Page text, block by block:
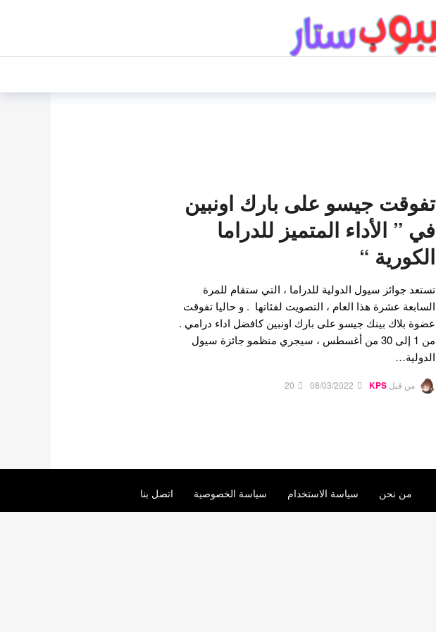
تفوقت جيسو على بارك اونبين
في ” الأداء المتميز للدراما
الكورية “
تستعد جوائز سيول الدولية للدراما ، التي ستقام للمرة
السابعة عشرة هذا العام ، التصويت لفئاتها . و حاليا تفوقت
عضوة بلاك بينك جيسو على بارك اونبين كافضل اداء درامي .
من 1 إلى 30 من أغسطس ، سيجري منظمو جائزة سيول
الدولية…
من قبل KPS
08/03/2022
20
من نحن سياسة الاستخدام سياسة الخصوصية اتصل بنا